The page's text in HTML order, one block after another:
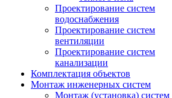
Проектирование систем
водоснабжения
Проектирование систем
вентиляции
Проектирование систем
канализации
Комплектация объектов
Монтаж инженерных систем
Монтаж (установка) систем